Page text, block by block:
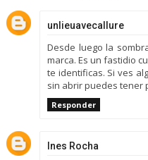
unlieuavecallure
Desde luego la
marca. Es un fastidio
te identificas. Si ves
sin abrir puedes tener
Responder
Ines Rocha